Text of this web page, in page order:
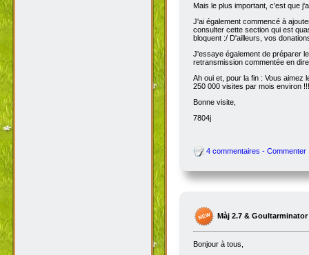
Mais le plus important, c'est que
J'ai également commencé à
consulter cette section qui est
bloquent :/ D'ailleurs, vos
J'essaye également de préparer
retransmission commentée en
Ah oui et, pour la fin : Vous
250 000 visites par mois environ !!!
Bonne visite,
7804j
4 commentaires - Commenter
Màj 2.7 & Goultarminator
Bonjour à tous,